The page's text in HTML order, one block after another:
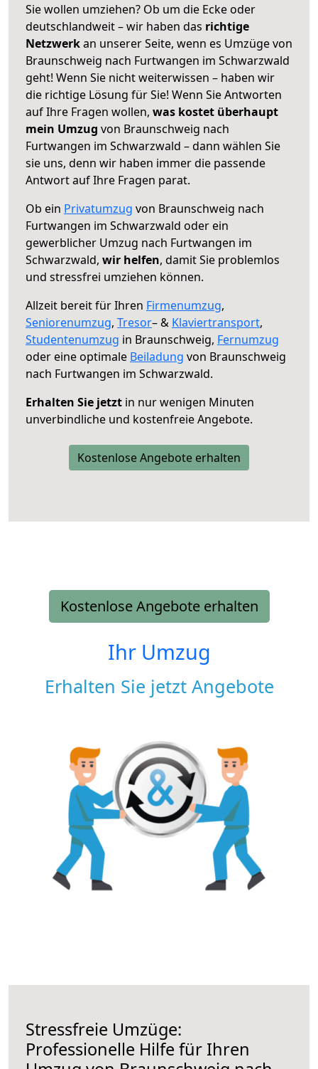
Sie wollen umziehen? Ob um die Ecke oder
deutschlandweit – wir haben das richtige
Netzwerkan unserer Seite, wenn es Umzüge von
Braunschweig nach Furtwangen im Schwarzwald
geht! Wenn Sie nicht weiterwissen – haben wir
die richtige Lösung für Sie! Wenn Sie Antworten
auf Ihre Fragen wollen, was kostet überhaupt
mein Umzug von Braunschweig nach
Furtwangen im Schwarzwald – dann wählen Sie
sie uns, denn wir haben immer die passende
Antwort auf Ihre Fragen parat.
Ob ein Privatumzug von Braunschweig nach
Furtwangen im Schwarzwald oder ein
gewerblicher Umzug nach Furtwangen im
Schwarzwald, wir helfen, damit Sie problemlos
und stressfrei umziehen können.
Allzeit bereit für Ihren Firmenumzug,
Seniorenumzug, Tresor– & Klaviertransport,
Studentenumzug in Braunschweig, Fernumzug
oder eine optimale Beiladung von Braunschweig
nach Furtwangen im Schwarzwald.
Erhalten Sie jetzt in nur wenigen Minuten
unverbindliche und kostenfreie Angebote.
Kostenlose Angebote erhalten
Kostenlose Angebote erhalten
Ihr Umzug
Erhalten Sie jetzt Angebote
Stressfreie Umzüge:
Professionelle Hilfe für Ihren